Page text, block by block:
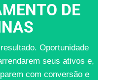
DE
Oportunidade
seus ativos e,
com conversão e